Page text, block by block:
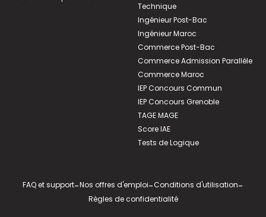
Technique
Ingénieur Post-Bac
Ingénieur Maroc
Commerce Post-Bac
Commerce Admission Parallèle
Commerce Maroc
IEP Concours Commun
IEP Concours Grenoble
TAGE MAGE
Score IAE
Tests de Logique
FAQ et support-Nos offres d'emploi-Conditions d'utilisation-
Règles de confidentialité